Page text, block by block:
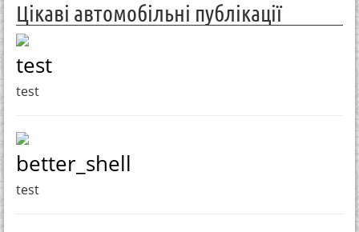
Цікаві автомобільні публікації
test
test
better_shell
test